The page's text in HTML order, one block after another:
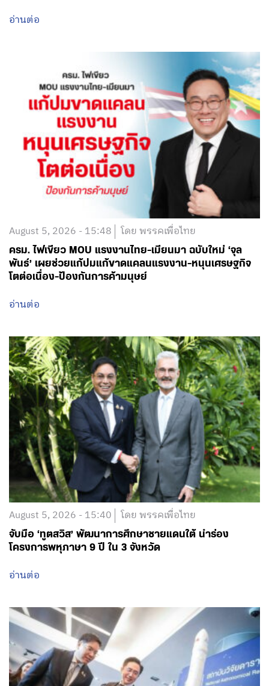
August 5, 2026 - 15:48 โดย พรรคเพื่อไทย
ครม. ไฟเขียว MOU แรงงานไทย-เมียนมา ฉบับใหม่ ‘จุล
พันธ์’ เผยช่วยแก้ปมแก้ขาดแคลนแรงงาน-หนุนเศรษฐกิจ
โตต่อเนื่อง-ป้องกันการค้ามนุษย์
อ่านต่อ
August 5, 2026 - 15:40 โดย พรรคเพื่อไทย
จับมือ ‘ทูตสวิส’ พัฒนาการศึกษาชายแดนใต้ นำร่อง
โครงการพหุภาษา 9 ปี ใน 3 จังหวัด
อ่านต่อ